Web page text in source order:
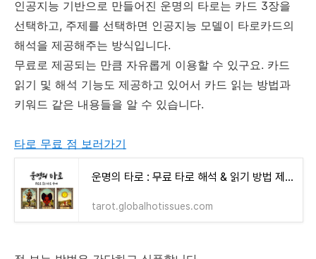
인공지능 기반으로 만들어진 운명의 타로는 카드 3장을
선택하고, 주제를 선택하면 인공지능 모델이 타로카드의
해석을 제공해주는 방식입니다.
무료로 제공되는 만큼 자유롭게 이용할 수 있구요. 카드
읽기 및 해석 기능도 제공하고 있어서 카드 읽는 방법과
키워드 같은 내용들을 알 수 있습니다.
타로 무료 점 보러가기
운명의 타로 : 무료 타로 해석 & 읽기 방법 제공
tarot.globalhotissues.com